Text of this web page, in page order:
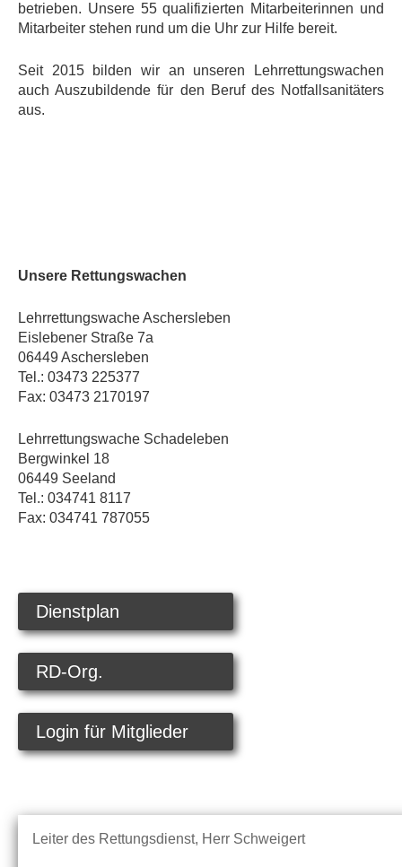
betrieben. Unsere 55 qualifizierten Mitarbeiterinnen und
Mitarbeiter stehen rund um die Uhr zur Hilfe bereit.
Seit 2015 bilden wir an unseren Lehrrettungswachen
auch Auszubildende für den Beruf des Notfallsanitäters
aus.
Unsere Rettungswachen
Lehrrettungswache Aschersleben
Eislebener Straße 7a
06449 Aschersleben
Tel.: 03473 225377
Fax: 03473 2170197
Lehrrettungswache Schadeleben
Bergwinkel 18
06449 Seeland
Tel.: 034741 8117
Fax: 034741 787055
Dienstplan
RD-Org.
Login für Mitglieder
Leiter des Rettungsdienst, Herr Schweigert